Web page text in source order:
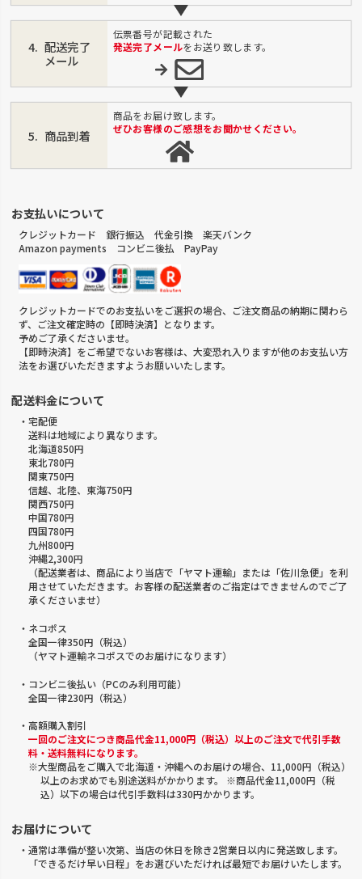
配送完了
メール
伝票番号が記載された
発送完了メールをお送り致します。
商品到着
商品をお届け致します。
ぜひお客様のご感想をお聞かせください。
お支払いについて
クレジットカード 銀行振込 代金引換 楽天バンク
Amazon payments コンビニ後払 PayPay
クレジットカードでのお支払いをご選択の場合、ご注文商品の納期に関わら
ず、ご注文確定時の【即時決済】となります。
予めご了承くださいませ。
【即時決済】をご希望でないお客様は、大変恐れ入りますが他のお支払い方
法をお選びいただきますようお願いいたします。
配送料金について
・宅配便
送料は地域により異なります。
北海道850円
東北780円
関東750円
信越、北陸、東海750円
関西750円
中国780円
四国780円
九州800円
沖縄2,300円
（配送業者は、商品により当店で「ヤマト運輸」または「佐川急便」を利
用させていただきます。お客様の配送業者のご指定はできませんのでご了
承くださいませ）
・ネコポス
全国一律350円（税込）
（ヤマト運輸ネコポスでのお届けになります）
・コンビニ後払い（PCのみ利用可能）
全国一律230円（税込）
・高額購入割引
一回のご注文につき商品代金11,000円（税込）以上のご注文で代引手数
料・送料無料になります。
※大型商品をご購入で北海道・沖縄へのお届けの場合、11,000円（税込）
以上のお求めでも別途送料がかかります。 ※商品代金11,000円（税
込）以下の場合は代引手数料は330円かかります。
お届けについて
・通常は準備が整い次第、当店の休日を除き2営業日以内に発送致します。
「できるだけ早い日程」をお選びいただければ最短でお届けいたします。